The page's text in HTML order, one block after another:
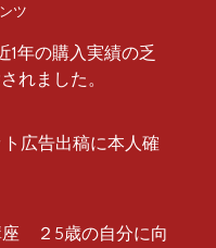
ツ
1年の購入実績の乏
れました。
広告出稿に本人確
座 ２5歳の自分に向